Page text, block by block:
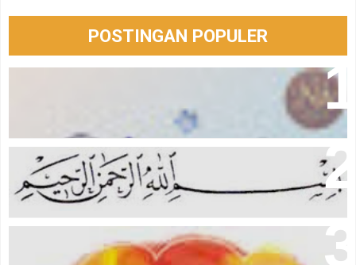
POSTINGAN POPULER
Berkat Membaca Bismillah
Aku Dan Kamu Yang Takkan Berubah Menjadi Kita